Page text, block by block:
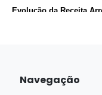
Navegação